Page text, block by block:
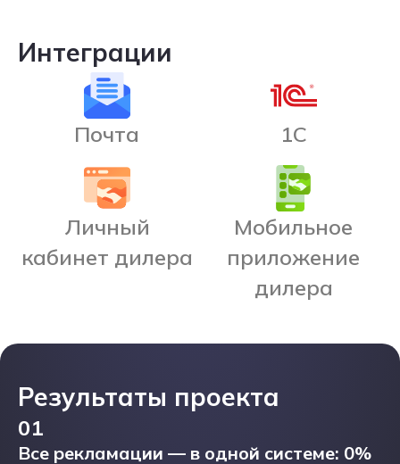
Интеграции
Почта 1С
Личный
кабинет дилера
Мобильное
приложение
дилера
Результаты проекта
01
Все рекламации — в одной системе: 0%